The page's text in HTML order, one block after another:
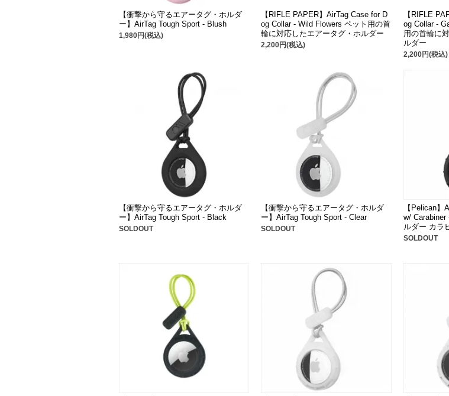
【衝撃から守るエアータグ・ホルダ
ー】AirTag Tough Sport - Blush
1,980円(税込)
【RIFLE PAPER】AirTag Case for D
og Collar - Wild Flowers ペット用の首
輪に対応したエアータグ・ホルダー
2,200円(税込)
【RIFLE
og Collar -
用の首輪に
ルダー
2,200円(税込)
【衝撃から守るエアータグ・ホルダ
ー】AirTag Tough Sport - Black
SOLDOUT
【衝撃から守るエアータグ・ホルダ
ー】AirTag Tough Sport - Clear
SOLDOUT
【Pelican】
w/
ルダー カラ
SOLDOUT